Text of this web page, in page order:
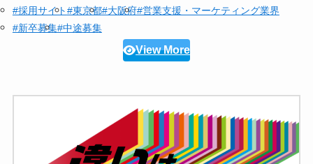
#採用サイト#東京都#大阪府#営業支援・マーケティング業界
#新卒募集#中途募集
View More